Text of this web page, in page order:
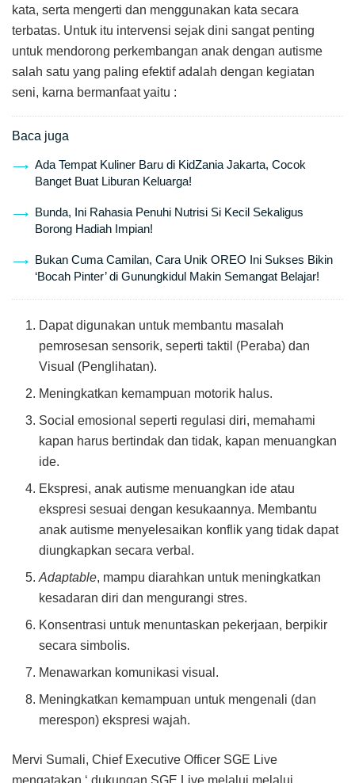
kata, serta mengerti dan menggunakan kata secara
terbatas. Untuk itu intervensi sejak dini sangat penting
untuk mendorong perkembangan anak dengan autisme
salah satu yang paling efektif adalah dengan kegiatan
seni, karna bermanfaat yaitu :
Baca juga
Ada Tempat Kuliner Baru di KidZania Jakarta, Cocok
Banget Buat Liburan Keluarga!
Bunda, Ini Rahasia Penuhi Nutrisi Si Kecil Sekaligus
Borong Hadiah Impian!
Bukan Cuma Camilan, Cara Unik OREO Ini Sukses Bikin
‘Bocah Pinter’ di Gunungkidul Makin Semangat Belajar!
Dapat digunakan untuk membantu masalah
pemrosesan sensorik, seperti taktil (Peraba) dan
Visual (Penglihatan).
Meningkatkan kemampuan motorik halus.
Social emosional seperti regulasi diri, memahami
kapan harus bertindak dan tidak, kapan menuangkan
ide.
Ekspresi, anak autisme menuangkan ide atau
ekspresi sesuai dengan kesukaannya. Membantu
anak autisme menyelesaikan konflik yang tidak dapat
diungkapkan secara verbal.
Adaptable, mampu diarahkan untuk meningkatkan
kesadaran diri dan mengurangi stres.
Konsentrasi untuk menuntaskan pekerjaan, berpikir
secara simbolis.
Menawarkan komunikasi visual.
Meningkatkan kemampuan untuk mengenali (dan
merespon) ekspresi wajah.
Mervi Sumali, Chief Executive Officer SGE Live
mengatakan ‘ dukungan SGE Live melalui melalui